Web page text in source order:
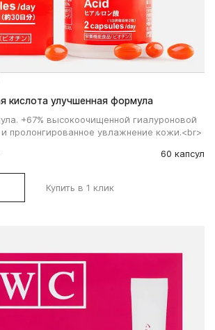
кислота улучшенная формула
+67% высокоочищенной гиалуроновой
пролонгированное увлажнение кожи.<br>
60 капсул
Купить в 1 клик